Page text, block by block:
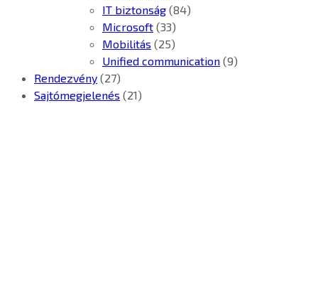
IT biztonság (84)
Microsoft (33)
Mobilitás (25)
Unified communication (9)
Rendezvény (27)
Sajtómegjelenés (21)